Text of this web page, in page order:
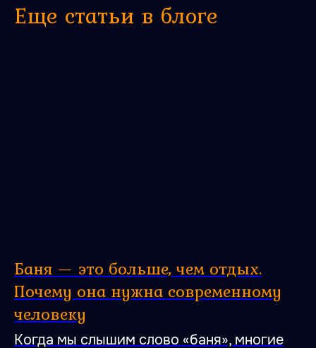
Еще статьи в блоге
Баня — это больше, чем отдых.
Почему она нужна современному
человеку
Когда мы слышим слово «баня», многие